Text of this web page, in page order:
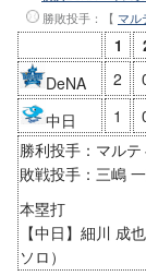
勝敗投手 ：【 マル
1
DeNA 2
中日
1
勝利投手：マルテ
敗戦投手：三嶋
本塁打
【中日】細川 成
ソロ）